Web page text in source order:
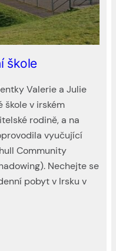
škole
Valerie a Julie
škole v irském
rodině, a na
vyučující
Community
Nechejte se
pobyt v Irsku v